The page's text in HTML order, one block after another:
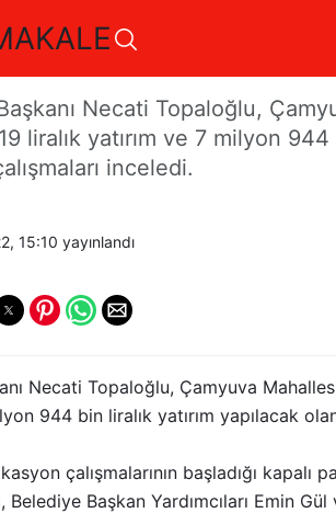
Yatırımlar
Necati Topaloğlu,
liralık yatırım ve 7 milyon 944
inceledi.
15:10 yayınlandı
Necati Topaloğlu, Çamyuva
944 bin liralık yatırım yapılacak
çalışmalarının başladığı
Belediye Başkan Yardımcıları Emin